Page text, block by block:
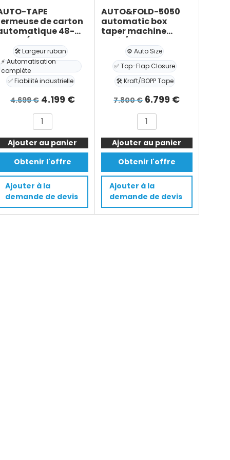
TAPE
de carton
48-
72mm (Ruban
adhésif kraft ou
BOPP)
🛠️ Largeur ruban
⚡ Automatisation
complète
✅ Fiabilité industrielle
4.699€ Le
prix
initial
était :
4.699 €.
4.199 €Le
est :
4.199 €.
quantité
de
AUTO-
TAPE
fermeuse
de
carton
automatique
48-
Ajouter au panier
Obtenir l'offre
Ajouter à la
demande de devis
AUTO&FOLD-5050
automatic box
taper machine
Kraft/BOPP – Auto
height & width
adjustment + top-
flap closure
⚙️ Auto Size
✅ Top-Flap Closure
🛠️ Kraft/BOPP Tape
7.800€ Le
prix
initial
était :
7.800 €.
6.799 €Le
est :
6.799 €.
quantité
de
AUTO&FOLD-
5050
automatic
box
taper
machine
Kraft/BOPP
Ajouter au panier
Obtenir l'offre
Ajouter à la
demande de devis